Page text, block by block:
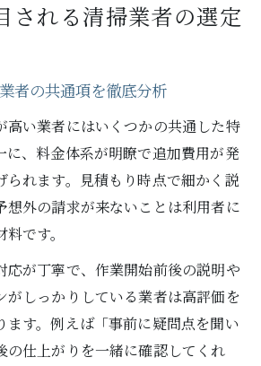
される清掃業者の選定
者の共通項を徹底分析
高い業者にはいくつかの共通した特
に、料金体系が明瞭で追加費用が発
られます。見積もり時点で細かく説
想外の請求が来ないことは利用者に
です。
応が丁寧で、作業開始前後の説明や
がしっかりしている業者は高評価を
ます。例えば「事前に疑問点を聞い
の仕上がりを一緒に確認してくれ